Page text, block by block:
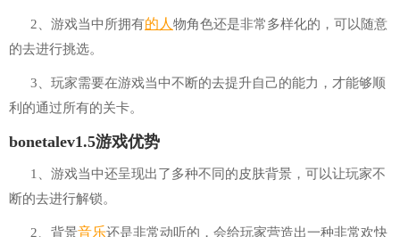
2、游戏当中所拥有的人物角色还是非常多样化的，可以随意
的去进行挑选。
3、玩家需要在游戏当中不断的去提升自己的能力，才能够顺
利的通过所有的关卡。
bonetalev1.5游戏优势
1、游戏当中还呈现出了多种不同的皮肤背景，可以让玩家不
断的去进行解锁。
2、背景音乐还是非常动听的，会给玩家营造出一种非常欢快